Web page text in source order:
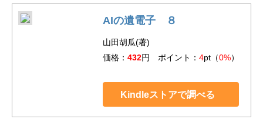
AIの遺電子 ８
山田胡瓜(著)
価格： 432円 ポイント： 4pt（0%）
Kindleストアで調べる